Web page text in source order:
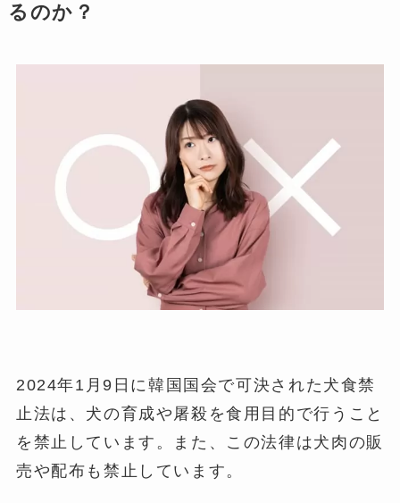
るのか？
2024年1月9日に韓国国会で可決された犬食禁
止法は、犬の育成や屠殺を食用目的で行うこと
を禁止しています。また、この法律は犬肉の販
売や配布も禁止しています。